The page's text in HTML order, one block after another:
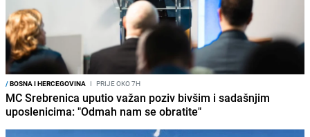
/BOSNA I HERCEGOVINA I PRIJE OKO 7H
MC Srebrenica uputio važan poziv bivšim i sadašnjim
uposlenicima: "Odmah nam se obratite"